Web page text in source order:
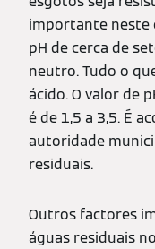
importante neste
pH de cerca de
neutro. Tudo o
ácido. O valor de
é de 1,5 a 3,5. É
autoridade
residuais.
Outros factores
águas residuais